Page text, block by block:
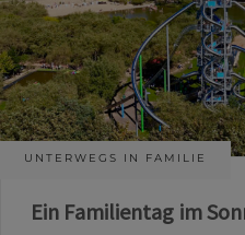
UNTERWEGS IN FAMILIE
Ein Familientag im